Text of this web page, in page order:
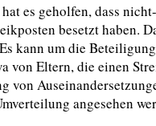
es geholfen, dass nicht-
besetzt haben.
kann um die
von Eltern, die einen
von
angesehen